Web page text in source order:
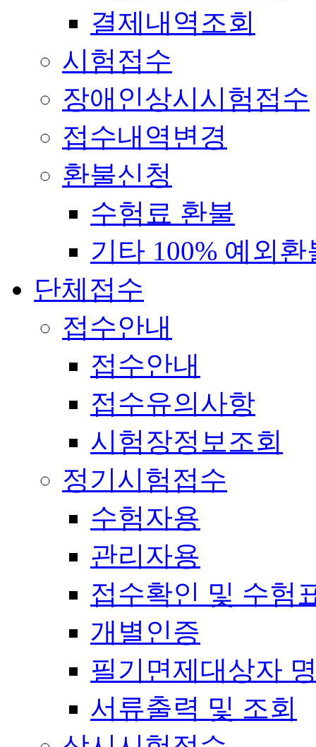
결제내역조회
시험접수
장애인상시시험접수
접수내역변경
환불신청
수험료 환불
기타 100% 예외환
단체접수
접수안내
접수안내
접수유의사항
시험장정보조회
정기시험접수
수험자용
관리자용
접수확인 및 수험
개별인증
필기면제대상자
서류출력 및 조회